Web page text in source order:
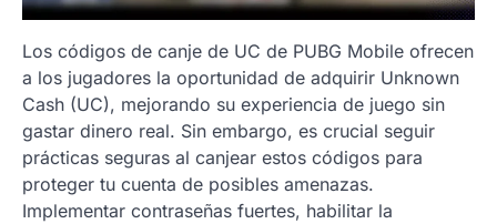
Los códigos de canje de UC de PUBG Mobile ofrecen
a los jugadores la oportunidad de adquirir Unknown
Cash (UC), mejorando su experiencia de juego sin
gastar dinero real. Sin embargo, es crucial seguir
prácticas seguras al canjear estos códigos para
proteger tu cuenta de posibles amenazas.
Implementar contraseñas fuertes, habilitar la